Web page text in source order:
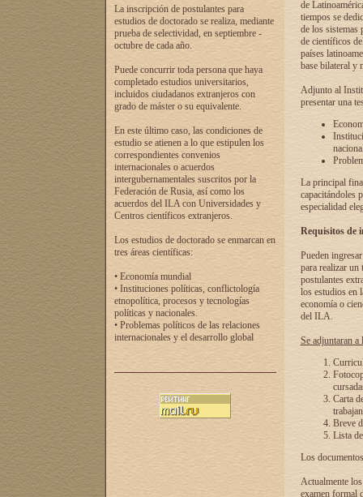
La inscripción de postulantes para
estudios de doctorado se realiza, mediante
prueba de selectividad, en septiembre -
octubre de cada año.
Puede concurrir toda persona que haya
completado estudios universitarios,
incluidos ciudadanos extranjeros con
grado de máster o su equivalente.
En este último caso, las condiciones de
estudio se atienen a lo que estipulen los
correspondientes convenios
internacionales o acuerdos
intergubernamentales suscritos por la
Federación de Rusia, así como los
acuerdos del ILA con Universidades y
Centros científicos extranjeros.
Los estudios de doctorado se enmarcan en
tres áreas científicas:
• Economía mundial
• Instituciones políticas, conflictología
etnopolítica, procesos y tecnologías
políticas y nacionales.
• Problemas políticos de las relaciones
internacionales y el desarrollo global
de
tiempos se
de los sistemas
de científicos
países
base bilateral y
Adjunto al
presentar una
La principal
capacitándoles
especialidad
Requisitos de
Pueden
para realizar un
postulantes
los estudios en
economía o
del ILA.
Se adjuntaran a
Carta
Breve
Lista
Los
Actualmente
examen formal